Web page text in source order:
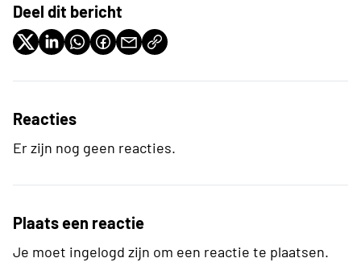
Deel dit bericht
Reacties
Er zijn nog geen reacties.
Plaats een reactie
Je moet ingelogd zijn om een reactie te plaatsen.